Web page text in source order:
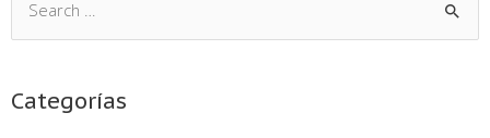
Categorías